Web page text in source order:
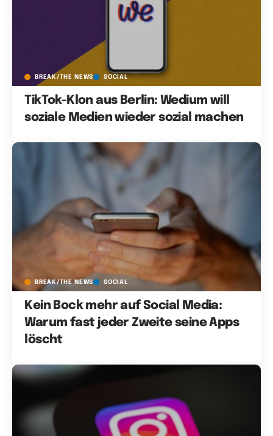
BREAK/THE NEWS SOCIAL
TikTok-Klon aus Berlin: Wedium will
soziale Medien wieder sozial machen
BREAK/THE NEWS SOCIAL
Kein Bock mehr auf Social Media:
Warum fast jeder Zweite seine Apps
löscht